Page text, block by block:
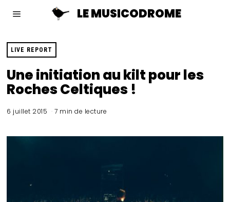
LE MUSICODROME
LIVE REPORT
Une initiation au kilt pour les
Roches Celtiques !
6 juillet 2015 7 min de lecture